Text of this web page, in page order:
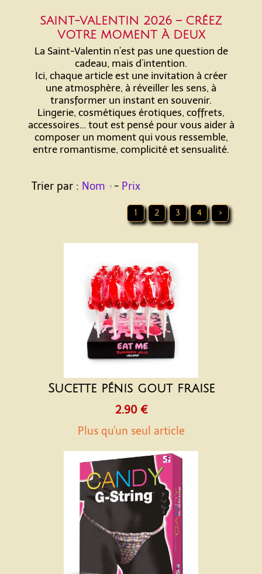
SAINT-VALENTIN 2026 – CRÉEZ
VOTRE MOMENT À DEUX
La Saint-Valentin n’est pas une question de
cadeau, mais d’intention.
Ici, chaque article est une invitation à créer
une atmosphère, à réveiller les sens, à
transformer un instant en souvenir.
Lingerie, cosmétiques érotiques, coffrets,
accessoires… tout est pensé pour vous aider à
composer un moment qui vous ressemble,
entre romantisme, complicité et sensualité.
Trier par : Nom - Prix
1 2 3 4 >
Sucette pénis gout fraise
2.90 €
Plus qu'un seul article